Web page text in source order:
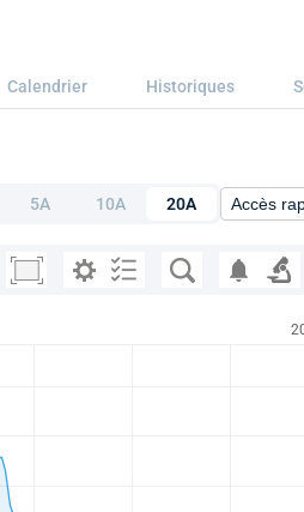
Calendrier Historiques
5A 10A 20A